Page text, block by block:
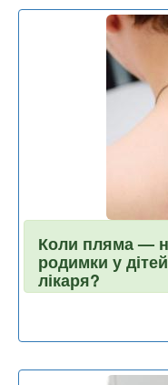
Коли пляма —
родимки у
лікаря?